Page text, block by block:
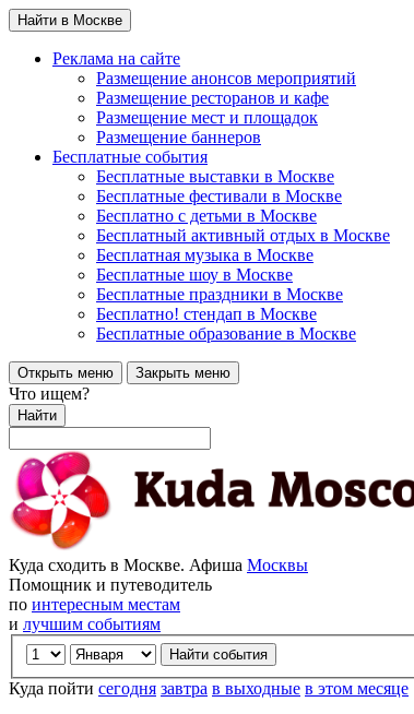
Найти в Москве
Реклама на сайте
Размещение анонсов мероприятий
Размещение ресторанов и кафе
Размещение мест и площадок
Размещение баннеров
Бесплатные события
Бесплатные выставки в Москве
Бесплатные фестивали в Москве
Бесплатно с детьми в Москве
Бесплатный активный отдых в Москве
Бесплатная музыка в Москве
Бесплатные шоу в Москве
Бесплатные праздники в Москве
Бесплатно! стендап в Москве
Бесплатные образование в Москве
Открыть меню Закрыть меню
Что ищем?
Найти
Куда сходить в Москве. Афиша Москвы
Помощник и путеводитель
по интересным местам
и лучшим событиям
Куда пойти сегодня завтра в выходные в этом месяце